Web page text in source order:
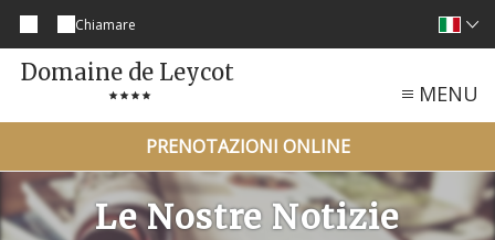
Chiamare
Domaine de Leycot
MENU
PRENOTAZIONI ONLINE
Le Nostre Notizie